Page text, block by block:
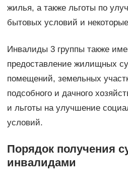
жилья, а также льготы по
бытовых условий и
Инвалиды 3 группы также
предоставление жилищных
помещений, земельных
подсобного и дачного
и льготы на улучшение
условий.
Порядок получения
инвалидами